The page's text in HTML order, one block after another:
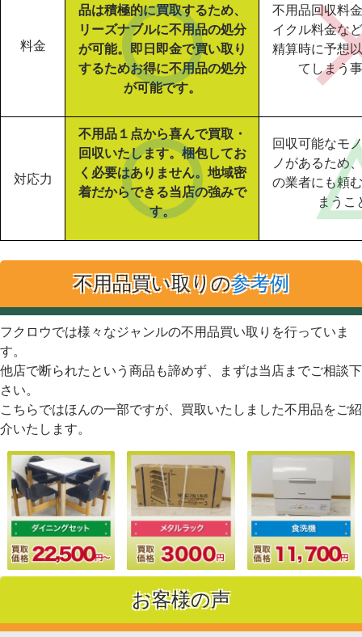
料金
品は積極的に買取するため、
リーズナブルに不用品の処分
が可能。即日即金で買い取り
するためお得に不用品の処分
が可能です。
不用品回収料
イクル料金な
精算時に予想
てしまう
対応力
不用品１点から喜んで買取・
回収いたします。梱包してお
く必要はありません。地域密
着だからできる当店の強みで
す。
回収可能なモ
ノがあるため
の業者にも頼
まうこ
不用品買い取りの参考例
フクロウでは様々なジャンルの不用品買い取りを行っていま
す。
他店で断られたという商品も諦めず、まずは当店までご相談下
さい。
こちらではほんの一部ですが、買取いたしました不用品をご紹
介いたします。
お客様の声